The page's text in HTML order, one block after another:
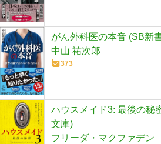
がん外科医の本音 (SB新
中山 祐次郎
373
ハウスメイド3: 最後の秘
文庫)
フリーダ・マクファデン